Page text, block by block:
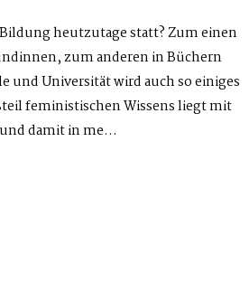
heutzutage statt? Zum einen
zum anderen in Büchern
und Universität wird auch so einiges
feministischen Wissens liegt mit
damit in me…